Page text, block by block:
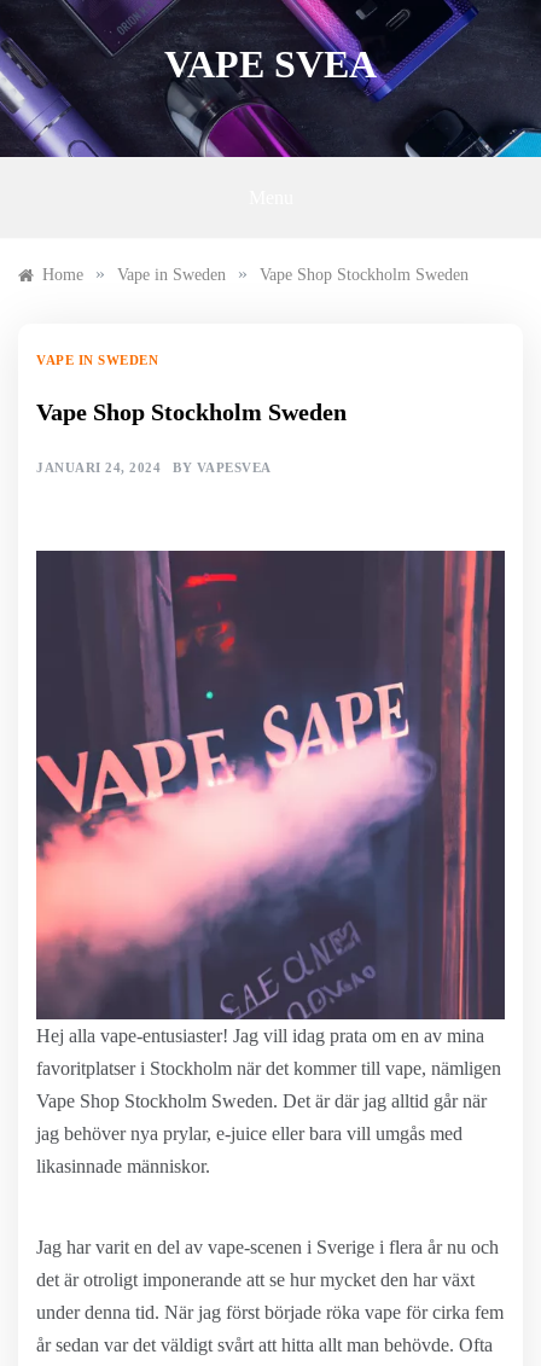
to
content
VAPE SVEA
Home » Vape in Sweden » Vape Shop Stockholm Sweden
VAPE IN SWEDEN
Vape Shop Stockholm Sweden
JANUARI 24, 2024 BY VAPESVEA
Hej alla vape-entusiaster! Jag vill idag prata om en av mina
favoritplatser i Stockholm när det kommer till vape, nämligen
Vape Shop Stockholm Sweden. Det är där jag alltid går när
jag behöver nya prylar, e-juice eller bara vill umgås med
likasinnade människor.
Jag har varit en del av vape-scenen i Sverige i flera år nu och
det är otroligt imponerande att se hur mycket den har växt
under denna tid. När jag först började röka vape för cirka fem
år sedan var det väldigt svårt att hitta allt man behövde. Ofta